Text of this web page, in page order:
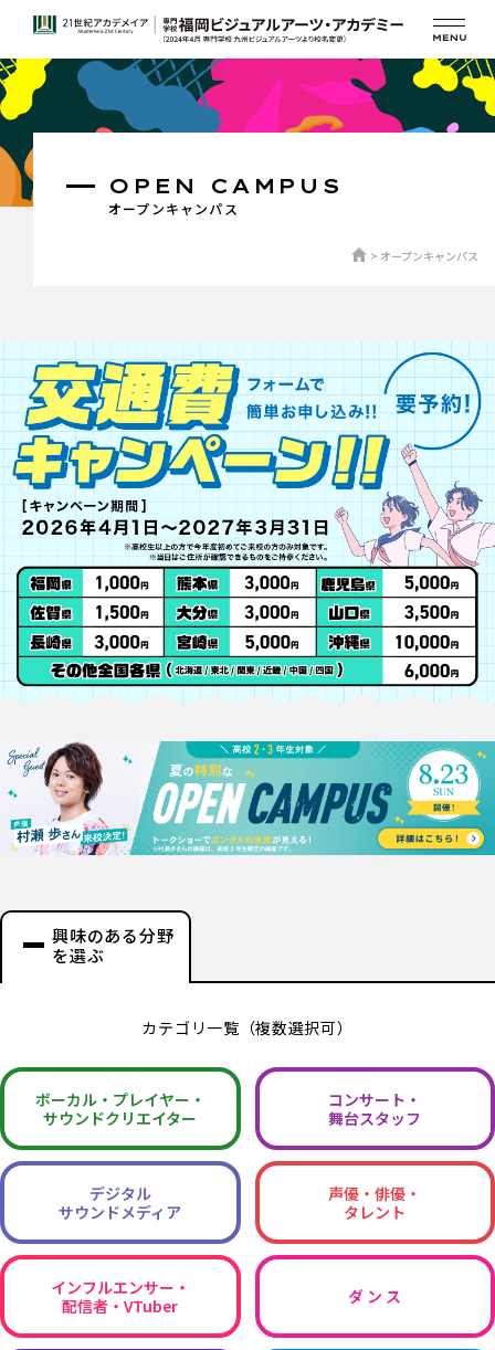
オープンキャンパス
OPEN CAMPUS
オープンキャンパス
興味のある分野
を選ぶ
カテゴリ一覧（複数選択可）
ボーカル・ プレイヤー・
サウンドクリエイター
コンサート・
舞台スタッフ
デジタル
サウンドメディア
声優・俳優・
タレント
インフルエンサー・
配信者・VTuber
ダ ン ス